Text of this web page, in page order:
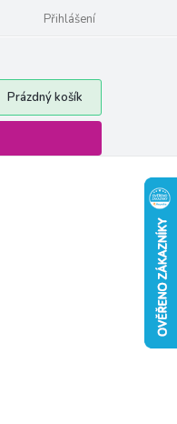
od smlouvy
Přihlášení
Nákupní
košík
Prázdný košík